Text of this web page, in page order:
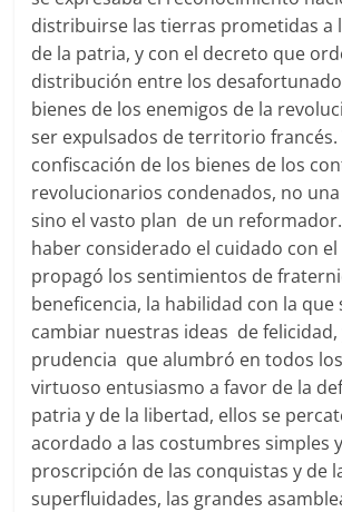
distribuirse las tierras prometidas a
de la patria, y con el decreto que
distribución entre los
bienes de los enemigos de la
ser expulsados de territorio francés.
confiscación de los bienes de los
revolucionarios condenados, no
sino el vasto plan de un
haber considerado el cuidado con el
propagó los sentimientos de
beneficencia, la habilidad con la que
cambiar nuestras ideas de felicidad,
prudencia que alumbró en todos
virtuoso entusiasmo a favor de la
patria y de la libertad, ellos se
acordado a las costumbres simples
proscripción de las conquistas y de
superfluidades, las grandes